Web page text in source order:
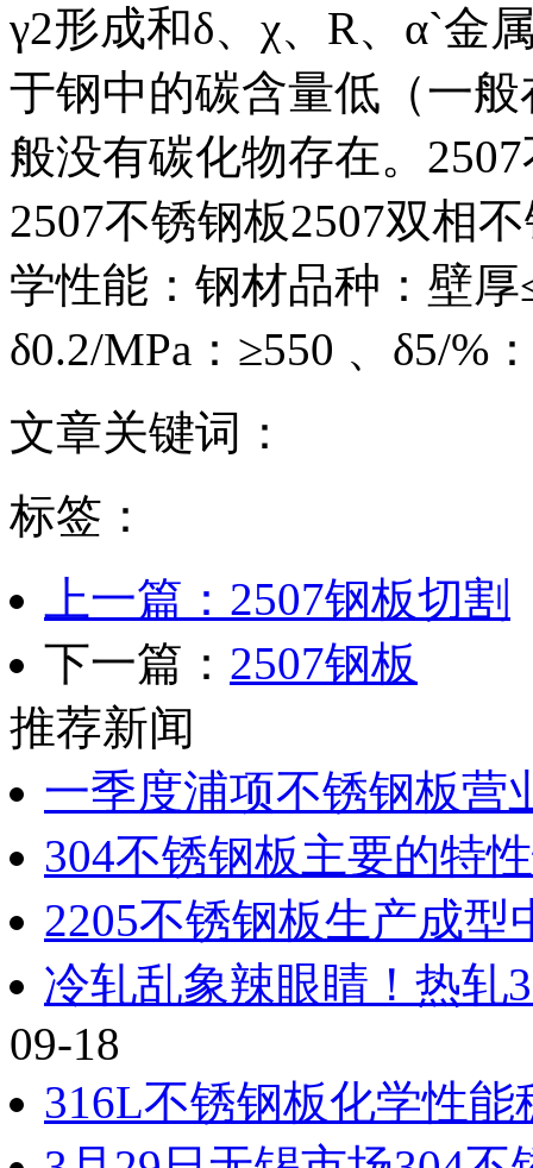
γ2形成和δ、χ、R、α`金
于钢中的碳含量低（一般
般没有碳化物存在。
2507不锈钢板2507双相
学性能：钢材品种：壁厚
δ0.2/MPa：≥550 、δ5/%
文章关键词：
标签：
上一篇：2507钢板切割
下一篇： 2507钢板
推荐新闻
一季度浦项不锈钢板营
304不锈钢板主要的特
2205不锈钢板生产成型
冷轧乱象辣眼睛！热轧
09-18
316L不锈钢板化学性能